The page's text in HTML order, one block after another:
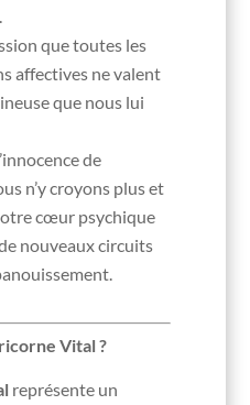
que toutes les
affectives ne valent
que nous lui
de
n’y croyons plus et
cœur psychique
nouveaux circuits
Vital ?
représente un